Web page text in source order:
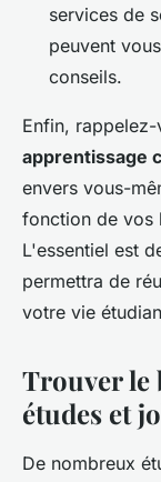
services de
peuvent
conseils.
Enfin,
apprentissage
envers vous-
fonction de vos
L'essentiel est
permettra de
votre vie
Trouver le
études et
De nombreux